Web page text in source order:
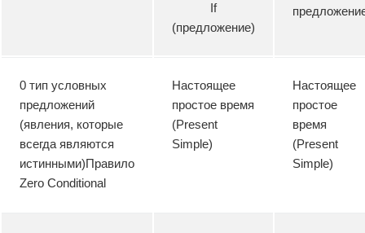
If
(предложение)
0 тип условных
предложений
(явления, которые
всегда являются
истинными)Правило
Zero Conditional
Настоящее
простое время
(Present
Simple)
Настоящее
простое
время
(Present
Simple)